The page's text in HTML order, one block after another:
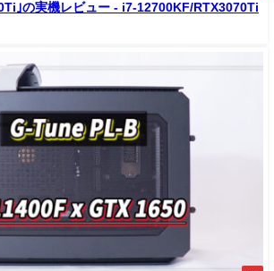
｣の実機レビュー - i7-12700KF/RTX3070Ti